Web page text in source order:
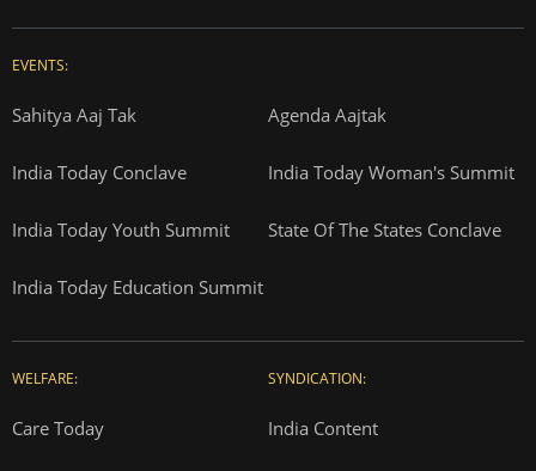
EVENTS:
Sahitya Aaj Tak Agenda Aajtak
India Today Conclave India Today Woman's Summit
India Today Youth Summit State Of The States Conclave
India Today Education Summit
WELFARE:
Care Today
SYNDICATION:
India Content